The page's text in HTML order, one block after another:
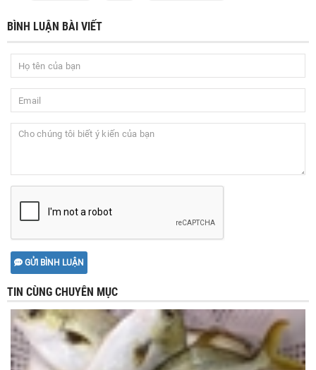
BÌNH LUẬN BÀI VIẾT
GỬI BÌNH LUẬN
TIN CÙNG CHUYÊN MỤC